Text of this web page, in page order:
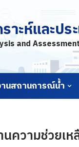
าะห์และป
and
นสถานการณ์น้ำ
นความช่วยเ